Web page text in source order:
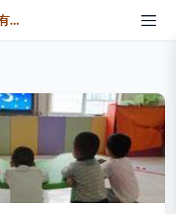
长沙阿拉丁教育咨询有限公司